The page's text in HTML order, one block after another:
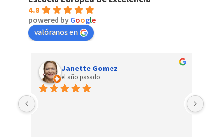
4.8
powered by Google
valóranos en
Janette Gomez
el año pasado